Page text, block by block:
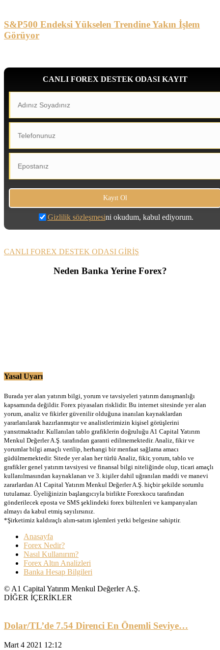
S&P500 Endeksi Yükselen Trendine Yakın İşlem
Görüyor
CANLI FOREX DESTEK ODASI KAYIT
Gizlilik sözleşmesini okudum, kabul ediyorum.
CANLI FOREX DESTEK ODASI GİRİŞ
Neden Banka Yerine Forex?
Yasal Uyarı
Burada yer alan yatırım bilgi, yorum ve tavsiyeleri yatırım danışmanlığı
kapsamında değildir. Forex piyasaları risklidir. Bu internet sitesinde yer alan
yorum, analiz ve fikirler güvenilir olduğuna inanılan kaynaklardan
yararlanılarak hazırlanmıştır ve analistlerimizin kişisel görüşlerini
yansıtmaktadır. Kullanılan tablo grafiklerin doğruluğu A1 Capital Yatırım
Menkul Değerler A.Ş. tarafından garanti edilmemektedir. Analiz, fikir ve
yorumlar bilgi amaçlı verilip, herhangi bir menfaat sağlama amacı
güdülmemektedir. Sitede yer alan her türlü Analiz, fikir, yorum, tablo ve
grafikler genel yatırım tavsiyesi ve finansal bilgi niteliğinde olup, ticari amaçlı
kullanılmasından kaynaklanan ve 3. kişiler dahil uğranılan maddi ve manevi
zararlardan A1 Capital Yatırım Menkul Değerler A.Ş. hiçbir şekilde sorumlu
tutulamaz. Üyeliğinizin başlangıcıyla birlikte Forexkocu tarafından
gönderilecek eposta ve SMS şeklindeki forex bültenleri ve kampanyaları
almayı da kabul etmiş sayılırsınız.
*Şirketimiz kaldıraçlı alım-satım işlemleri yetki belgesine sahiptir.
Anasayfa
Forex Nedir?
Nasıl Kullanırım?
Forex Altın Analizleri
Banka Hesap Bilgileri
© A1 Capital Yatırım Menkul Değerler A.Ş.
DİĞER İÇERİKLER
Dolar/TL’de 7.54 Direnci En Önemli Seviye…
Mart 4 2021 12:12